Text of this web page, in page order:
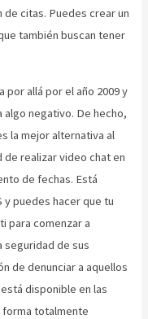
de citas. Puedes crear un
también buscan tener
allá por el año 2009 y
algo negativo. De hecho,
la mejor alternativa al
realizar video chat en
de fechas. Está
y puedes hacer que tu
para comenzar a
seguridad de sus
de denunciar a aquellos
disponible en las
forma totalmente